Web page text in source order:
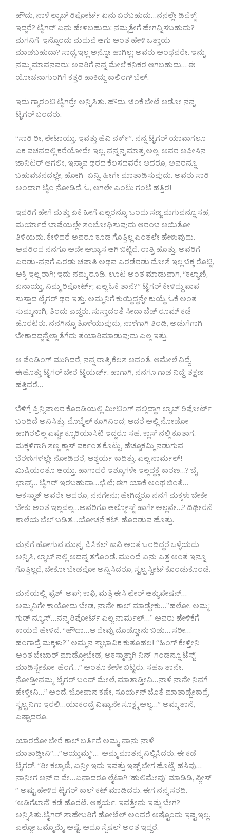
ಹೌದು, ನಾಳೆ ಲ್ಯಾಬ್ ರಿಪೋರ್ಟ್ ಏನು ಬರಬಹುದು…ನನಲ್ಲೇ ಡಿಫೆಕ್ಟ್
ಇದ್ದರೆ? ಟೈಗರ್ ಏನು ಹೇಳಬಹುದು; ನಮ್ಮತ್ತೇಗೆ ಹೇಗನ್ನಿಸಬಹುದು?
ಮಗನಿಗೆ ಇನ್ನೊಂದು ಮದುವೆ ಆಗು ಅಂತ ಹೇಳಿ ಒತ್ತಾಯ
ಮಾಡಬಹುದಾ? ಸಾಧ್ಯ ಇಲ್ಲ ಅನ್ನೋ ಹಾಗಿಲ್ಲ; ಅವರು ಅಂಥವರೇ. ಇನ್ನು
ನಮ್ಮ ಮಾವನವರು; ಅವರಿಗೆ ನನ್ನ ಮೇಲೆ ಕನಿಕರ ಆಗಬಹುದು… ಈ
ಯೋಚನಾಗುಂಗಿಗೆ ಕತ್ತರಿ ಹಾಕಿದ್ದು ಕಾಲಿಂಗ್ ಬೆಲ್.
ಇದು ಗ್ಯಾರಂಟಿ ಟೈಗರ್ರೇ ಅನ್ನಿಸಿತು. ಹೌದು, ಜಿಂಕೆ ಬೇಟೆ ಆಡೋ ನನ್ನ
ಟೈಗರ್ ಬಂದರು.
“ಸಾರಿ ರೀ, ಲೇಟಾಯ್ತು. ಇವತ್ತು ಹೆವಿ ವರ್ಕ್”. ನನ್ನ ಟೈಗರ್ ಯಾವಾಗಲೂ
ಏಕ ವಚನದಲ್ಲಿ ಕರೆಯೋದೇ ಇಲ್ಲ. ನನ್ನನ್ನ ಮಾತ್ರ ಅಲ್ಲ. ಅವರ ಆಫೀಸಿನ
ಜಾನಿಟರ್ ಆಗಲೀ, ಇನ್ನಾವ ಥರದ ಕೆಲಸದವರೇ ಆದರೂ, ಅವರನ್ನೂ
ಬಹುವಚನದಲ್ಲೇ, ಹೋಗಿ- ಬನ್ನಿ, ಹೀಗೇ ಮಾತಾಡಿಸುವುದು. ಅವರು ಸಾರಿ
ಅಂದಾಗ ಟೈಂ ನೋಡಿದೆ. ಓ, ಆಗಲೇ ಎಂಟು ಗಂಟೆ ಹತ್ತಿರ!
ಇವರಿಗೆ ಹೇಗೆ ಮತ್ತು ಏಕೆ ಹೀಗೆ ಎಲ್ಲರನ್ನೂ, ಒಂದು ಸಣ್ಣ ಮಗುವನ್ನೂ ಸಹ,
ಮರ್ಯಾದೆ ಭಾಷೆಯಲ್ಲೇ ಸಂಬೋಧಿಸುವುದು ಆರಂಭ ಆಯಿತೋ
ತಿಳಿಯದು. ಕೇಳಿದರೆ ಅವರೂ ಕೂಡ ಗೊತ್ತಿಲ್ಲ ಎಂತಲೇ ಹೇಳುವುದು.
ಅವರಿಂದ ನನಗೂ ಅದೇ ಅಭ್ಯಾಸ ಆಗಿ ಬಿಟ್ಟಿದೆ. ರಾತ್ರಿ ಹೊತ್ತು, ಅವರಿಗೆ
ಎರಡು-ನನಗೆ ಎರಡು ಚಪಾತಿ ಅಥವ ಎರಡೆರಡು ದೋಸೆ ಇಲ್ಲ ಚಿಕ್ಕ ರೊಟ್ಟಿ,
ಅಕ್ಕಿ ಇಲ್ಲ ರಾಗಿ; ಇದು ನಮ್ಮ ರೂಢಿ. ಊಟ ಅಂತ ಮಾಡುವಾಗ, “ಕಲ್ಯಾಣಿ,
ಏನಾಯ್ತು, ನಿಮ್ಮ ರಿಪೋರ್ಟ್; ಎಲ್ಲ ಓಕೆ ತಾನೆ?” ಟೈಗರ್ ಕೇಳಿದ್ದು ಪಾಪ
ಸುಸ್ತಾದ ಟೈಗರ್ ಥರ ಇತ್ತು. ಅಮ್ಮನಿಗೆ ಕುಯ್ದಿದ್ದನ್ನೇ ಕುಯ್ದೆ. ಓಕೆ ಅಂತ
ಸುಮ್ಮನಾಗಿ, ತಿಂದು ಎದ್ದರು. ಸುಸ್ತಾದಂತೆ ಸೀದಾ ಬೆಡ್ ರೂಮ್ ಕಡೆ
ಹೊರಟರು. ನನಗಿನ್ನೂ ತೊಳೆಯುವುದು, ನಾಳೆಗಾಗಿ ತಿಂಡಿ, ಅಡುಗೆಗಾಗಿ
ಬೇಕಾದದ್ದನ್ನೆಲ್ಲಾ ತೆಗೆದು ತಯಾರಿಮಾಡುವುದು ಎಲ್ಲ ಇತ್ತು.
ಆ ಪೆಂಡಿಂಗ್ ಮುಗಿದರೆ, ನನ್ನ ರಾತ್ರಿ ಕೆಲಸ ಆದಂತೆ. ಆಮೇಲೆ ನಿದ್ದೆ.
ಈಹೊತ್ತು ಟೈಗರ್ ಬೇರೆ ಟೈಯರ್ಡ್. ಹಾಗಾಗಿ, ನನಗೂ ಗಾಢ ನಿದ್ದೆ; ತಕ್ಷಣ
ಹತ್ತಿದರೆ…
ಬೆಳಿಗ್ಗೆ ಪ್ರಿನ್ಸಿಪಾಲರ ಕೊಠಡಿಯಲ್ಲಿ ಮೀಟಿಂಗ್ ನಲ್ಲಿದ್ದಾಗ ಲ್ಯಾಬ್ ರಿಪೋರ್ಟ್
ಬಂದಿದೆ ಅನಿಸಿತ್ತು. ಮೊಬೈಲ್ ಕೂಗಿನಿಂದ; ಆದರೆ ಅಲ್ಲಿ ನೋಡೋ
ಹಾಗಿರಲಿಲ್ಲ ಎಷ್ಟೇ ಕ್ಯೂರಿಯಾಸಿಟಿ ಇದ್ದರೂ ಸಹ. ಕ್ಲಾಸ್ ನಲ್ಲಿ ಕೂತಾಗ,
ಮಕ್ಕಳಿಗಾಗಿ ಸಣ್ಣ ಕ್ಲಾಸ್ ವರ್ಕಂತ ಕೊಟ್ಟು, ಹೆಚ್ಚೂಕಮ್ಮಿ ನಡುಗುವ
ಬೆರಳುಗಳಲ್ಲೇ ನೋಡಿದರೆ, ಆಶ್ಚರ್ಯ ಕಾದಿತ್ತು. ಎಲ್ಲ ನಾರ್ಮಲ್!
ಖುಷಿಯಂತೂ ಆಯ್ತು. ಹಾಗಾದರೆ ಇಶ್ಯೂಗಳೇ ಇಲ್ಲದ್ದಕ್ಕೆ ಕಾರಣ…? ಬೈ
ಛಾನ್ಸ್… ಟೈಗರ್ ಇರಬಹುದಾ…ಛೆ,ಛೆ; ಈಗ ಯಾಕೆ ಅಂಥ ಚಿಂತೆ…
ಅಕಸ್ಮಾತ್ ಅವರೇ ಆದರೂ, ನನಗೇನು; ಹೇಗಿದ್ದರೂ ನನಗೆ ಮಕ್ಕಳು ಬೇಕೇ
ಬೇಕು ಅಂತ ಇಲ್ಲವಲ್ಲ…ಅವರಿಗೂ ಆಲ್ಮೋಸ್ಟ್ ಹಾಗೇ ಅಲ್ಲವೇ…? ದಿಢೀರನೆ
ಶಾಲೆಯ ಬೆಲ್ ಬಡಿತ…ಯೋಚನೆ ಕಟ್, ಹೊರಡುವ ಹೊತ್ತು.
ಮನೆಗೆ ಹೋಗುವ ಮುನ್ನ, ಫಿಸಿಕಲ್ ಕಾಪಿ ಅಂತ ಒಂದಿದ್ದರೆ ಒಳ್ಳೆಯದು
ಅನ್ನಿಸಿ, ಲ್ಯಾಬ್ ನಲ್ಲಿ ಅದನ್ನ ತಗೊಂಡೆ. ಮುಂದೆ ಏನು ಎತ್ತ ಅಂತ ಇನ್ನೂ
ಗೊತ್ತಿಲ್ಲದೆ, ಬೇಕೋ ಬೇಡವೋ ಅನ್ನಿಸಿದರೂ, ಸ್ವಲ್ಪ ಸ್ವೀಟ್ ಕೊಂಡುಕೊಂಡೆ.
ಮನೆಯಲ್ಲಿ ಫ್ರೆಶ್-ಅಪ್; ಕಾಫಿ, ಮತ್ತೆ ಈಸಿ ಛೇರ್ ಆಕ್ಯುಪೇಷನ್…
ಅಮ್ಮನಿಗೇ ಕಾಯೋದು ಬೇಡ, ನಾನೇ ಕಾಲ್ ಮಾಡ್ಬೇಕು…”ಹಲೋ, ಅಮ್ಮ;
ಗುಡ್ ನ್ಯೂಸ್…ನನ್ನ ರಿಪೋರ್ಟ್ ಎಲ್ಲ ನಾರ್ಮಲ್…” ಅವರು ಹೇಳಿಕೆಗೆ
ಕಾಯದೆ ಹೇಳಿದೆ. “ಹೌದಾ…ಆ ದೇವ್ರು ದೊಡ್ಡೋನು ಬಿಡು… ಸರೀ…
ಹಂಗಾದ್ರೆ ಮಕ್ಕಳು?” ಅಮ್ಮನ ಸ್ವಾಭಾವಿಕ ಕುತೂಹಲ! “ಹಿಂಗ್ ಕೇಳ್ತೀನಿ
ಅಂತ ಬೇಜಾರ್ ಮಾಡ್ಕೋಬೇಡ, ಅಕಸ್ಮಾತ್ತಾಗಿ ನಿನ್ ಗಂಡನ್ನೂ ಟೆಸ್ಟ್
ಮಾಡಿಸ್ಬೇಕೋ ಹೆಂಗೆ…” ಅಂತೂ ಕೇಳೇ ಬಿಟ್ಟರು. ಸಹಜ ತಾನೇ.
ನೋಡ್ತೀನಮ್ಮ, ಟೈಗರ್ ಬಂದ್ ಮೇಲೆ, ಮಾತಾಡ್ತೀನಿ…ನಾಳೆ ನಾನೇ ನಿನಗೆ
ಹೇಳ್ತೀನಿ…” ಅಂದೆ. ಜೋಪಾನ ಕಣೇ, ಸೂರ್ಯನ್ ಜೊತೆ ಮಾತಾಡ್ಬೇಕಾದ್ರೆ
ಸ್ವಲ್ಪ ನಿಗಾ ಇರಲಿ…ಯಾಕಂದ್ರೆ ವಿಷ್ಯಾನೇ ಸೂಕ್ಷ್ಮ ಅಲ್ವ…” ಅಮ್ಮ ತಾನೆ,
ಎಷ್ಟಾದರೂ.
ಯಾರದೋ ಬೇರೆ ಕಾಲ್ ಬರ್ತಿದೆ ಅಮ್ಮ, ನಾನು ನಾಳೆ
ಮಾತಾಡ್ತೀನಿ”…”ಆಯ್ತುಮ್ಮ”… ಅಮ್ಮ ಮಾತನ್ನ ನಿಲ್ಲಿಸಿದರು. ಈ ಕಡೆ
ಟೈಗರ್, “ರೀ ಕಲ್ಯಾಣಿ, ಏನ್ರೀ ಇದು ಇವತ್ತು ಇಷ್ಟ್ ಬೇಗ ಹೊಟ್ಟೆ ಹಸಿವು…
ನಾನೀಗ ಆನ್ ದ ವೇ…ಏನಾದರೂ ಲೈಟಾಗಿ ‘ಹುಲಿಮೇವು’ ಮಾಡಿಡಿ, ಪ್ಲೀಸ್
” ಅಷ್ಟು ಹೇಳಿದ ಟೈಗರ್ ಕಾಲ್ ಕಟ್ ಮಾಡಿದರು. ಈಗ ನನ್ನ ಸರದಿ.
‘ಅಡಿಗೆಖಾನೆ’ ಕಡೆ ಹೊರಟೆ. ಆಶ್ಚರ್ಯ, ಇವತ್ತೇನು ಇಷ್ಟು ಬೇಗ?
ಅನ್ನಿಸಿತು.ಟೈಗರ್ ಸಾಹೇಬರಿಗೆ ಹೋಟೆಲ್ ಅಂದರೆ ಅಷ್ಟೊಂದು ಇಷ್ಟ ಇಲ್ಲ.
ಎಲ್ಲೋ ಒಮ್ಮೊಮ್ಮೆ, ಅಷ್ಟೆ. ಅದೂ ಸ್ಪೆಷಲ್ ಅಂತ ಇದ್ದರೆ.